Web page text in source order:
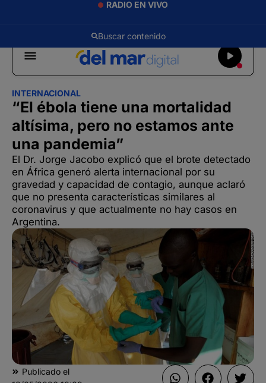
RADIO EN VIVO
INTERNACIONAL
“El ébola tiene una mortalidad
altísima, pero no estamos ante
una pandemia”
El Dr. Jorge Jacobo explicó que el brote detectado
en África generó alerta internacional por su
gravedad y capacidad de contagio, aunque aclaró
que no presenta características similares al
coronavirus y que actualmente no hay casos en
Argentina.
Publicado el